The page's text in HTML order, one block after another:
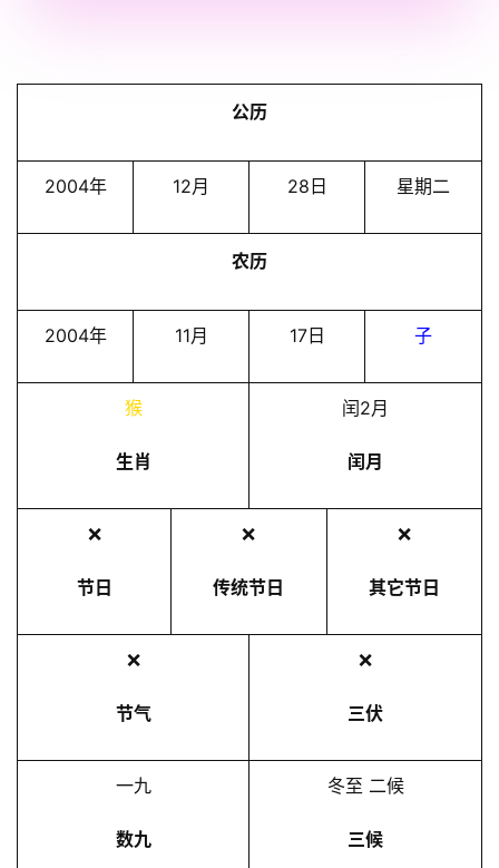
公历
2004年 12月 28日 星期二
农历
2004年 11月 17日 子
猴
生肖
闰2月
闰月
❌
节日
❌
传统节日
❌
其它节日
❌
节气
❌
三伏
一九
数九
冬至 二候
三候